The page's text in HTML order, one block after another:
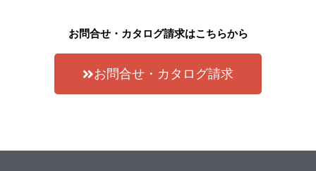
お問合せ・カタログ請求はこちらから
お問合せ・カタログ請求